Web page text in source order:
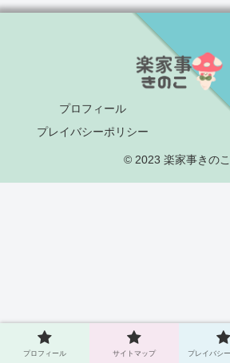
プロフィール
プレイバシーポリシー
© 2023 楽家事きのこ.
プロフィール サイトマップ プレイバシ